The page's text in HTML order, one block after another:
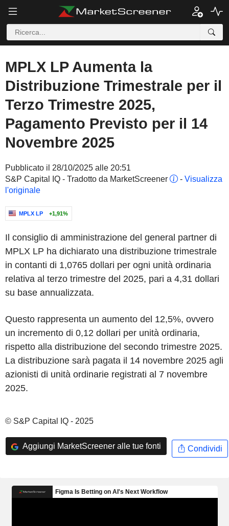
MPLX LP Aumenta la
Distribuzione Trimestrale per il
Terzo Trimestre 2025,
Pagamento Previsto per il 14
Novembre 2025
Pubblicato il 28/10/2025 alle 20:51
S&P Capital IQ - Tradotto da MarketScreener
- Visualizza
l'originale
MPLX LP +1,91%
Il consiglio di amministrazione del general partner di
MPLX LP ha dichiarato una distribuzione trimestrale
in contanti di 1,0765 dollari per ogni unità ordinaria
relativa al terzo trimestre del 2025, pari a 4,31 dollari
su base annualizzata.
Questo rappresenta un aumento del 12,5%, ovvero
un incremento di 0,12 dollari per unità ordinaria,
rispetto alla distribuzione del secondo trimestre 2025.
La distribuzione sarà pagata il 14 novembre 2025 agli
azionisti di unità ordinarie registrati al 7 novembre
2025.
© S&P Capital IQ - 2025
Aggiungi MarketScreener alle tue fonti Condividi